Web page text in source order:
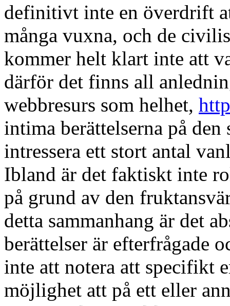
definitivt inte en överdrift
många vuxna, och de
kommer helt klart inte att
därför det finns all
webbresurs som helhet,
intima berättelserna på
intressera ett stort antal
Ibland är det faktiskt inte
på grund av den
detta sammanhang är det
berättelser är efterfrågade
inte att notera att specifikt
möjlighet att på ett eller